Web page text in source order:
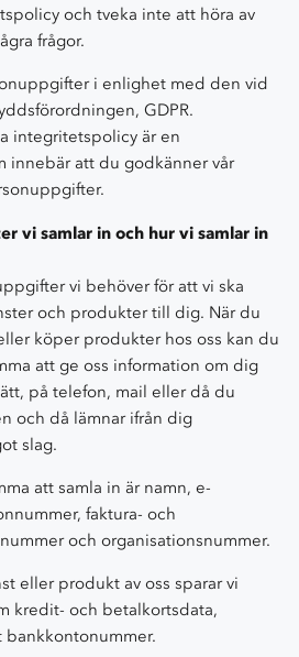
och tveka inte att höra av
frågor.
i enlighet med den vid
GDPR.
integritetspolicy är en
innebär att du godkänner vår
vi samlar in och hur vi samlar in
vi behöver för att vi ska
och produkter till dig. När du
köper produkter hos oss kan du
att ge oss information om dig
på telefon, mail eller då du
och då lämnar ifrån dig
slag.
att samla in är namn, e-
faktura- och
och organisationsnummer.
eller produkt av oss sparar vi
kredit- och betalkortsdata,
bankkontonummer.